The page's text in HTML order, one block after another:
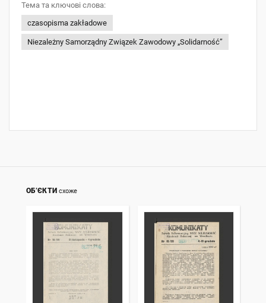
Тема та ключові слова:
czasopisma zakładowe
Niezależny Samorządny Związek Zawodowy „Solidarność”
ОБ’ЄКТИ схоже